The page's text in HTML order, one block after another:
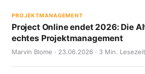
PROJEKTMANAGEMENT
Project Online endet 2026: Die
echtes Projektmanagement
Marvin Blome · 23.06.2026 · 3 Min. Lesezeit